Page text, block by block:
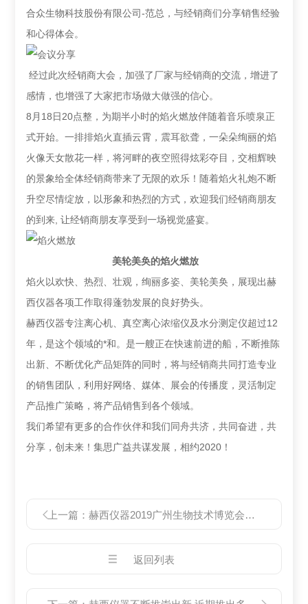
合众生物科技股份有限公司-范总，与经销商们分享销售经验
和心得体会。
经过此次经销商大会，加强了厂家与经销商的交流，增进了
感情，也增强了大家把市场做大做强的信心。
8月18日20点整，为期半小时的焰火燃放伴随着音乐喷泉正
式开始。一排排焰火直插云霄，震耳欲聋，一朵朵绚丽的焰
火像天女散花一样，将河畔的夜空照得炫彩夺目，交相辉映
的景象给全体经销商带来了无限的欢乐！随着焰火礼炮不断
升空尽情绽放，以形象和热烈的方式，欢迎我们经销商朋友
的到来, 让经销商朋友享受到一场视觉盛宴。
美轮美奂的焰火燃放
焰火以欢快、热烈、壮观，绚丽多姿、美轮美奂，展现出赫
西仪器各项工作取得蓬勃发展的良好势头。
赫西仪器专注离心机、真空离心浓缩仪及水分测定仪超过12
年，是这个领域的*和。是一艘正在快速前进的船，不断推陈
出新、不断优化产品矩阵的同时，将与经销商共同打造专业
的销售团队，利用好网络、媒体、展会的传播度，灵活制定
产品推广策略，将产品销售到各个领域。
我们希望有更多的合作伙伴和我们同舟共济，共同奋进，共
分享，创未来！集思广益共谋发展，相约2020！
上一篇：赫西仪器2019广州生物技术博览会圆满结束
返回列表